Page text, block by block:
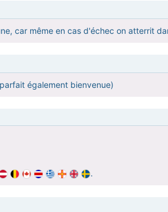
car même en cas d'échec on atterrit
également bienvenue)
.